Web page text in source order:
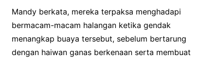
Mandy berkata, mereka terpaksa menghadapi
bermacam-macam halangan ketika gendak
menangkap buaya tersebut, sebelum bertarung
dengan haiwan ganas berkenaan serta membuat